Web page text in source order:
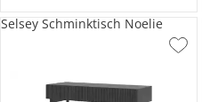
Selsey Schminktisch Noelie